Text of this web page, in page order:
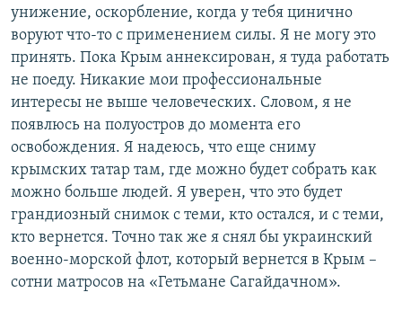
унижение, оскорбление, когда у тебя цинично
воруют что-то с применением силы. Я не могу это
принять. Пока Крым аннексирован, я туда работать
не поеду. Никакие мои профессиональные
интересы не выше человеческих. Словом, я не
появлюсь на полуостров до момента его
освобождения. Я надеюсь, что еще сниму
крымских татар там, где можно будет собрать как
можно больше людей. Я уверен, что это будет
грандиозный снимок с теми, кто остался, и с теми,
кто вернется. Точно так же я снял бы украинский
военно-морской флот, который вернется в Крым –
сотни матросов на «Гетьмане Сагайдачном».